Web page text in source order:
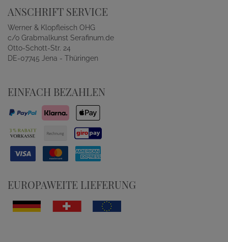
ANSCHRIFT SERVICE
Werner & Klopfleisch OHG
c/o Grabmalkunst Serafinum.de
Otto-Schott-Str. 24
DE-07745 Jena - Thüringen
EINFACH BEZAHLEN
EUROPAWEITE LIEFERUNG